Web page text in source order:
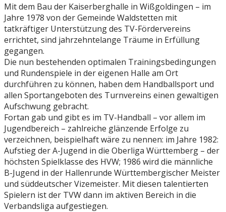
Mit dem Bau der Kaiserberghalle in Wißgoldingen – im
Jahre 1978 von der Gemeinde Waldstetten mit
tatkräftiger Unterstützung des TV-Fördervereins
errichtet, sind jahrzehntelange Träume in Erfüllung
gegangen.
Die nun bestehenden optimalen Trainingsbedingungen
und Rundenspiele in der eigenen Halle am Ort
durchführen zu können, haben dem Handballsport und
allen Sportangeboten des Turnvereins einen gewaltigen
Aufschwung gebracht.
Fortan gab und gibt es im TV-Handball – vor allem im
Jugendbereich – zahlreiche glänzende Erfolge zu
verzeichnen, beispielhaft wäre zu nennen: im Jahre 1982:
Aufstieg der A-Jugend in die Oberliga Württemberg – der
höchsten Spielklasse des HVW; 1986 wird die männliche
B-Jugend in der Hallenrunde Württembergischer Meister
und süddeutscher Vizemeister. Mit diesen talentierten
Spielern ist der TVW dann im aktiven Bereich in die
Verbandsliga aufgestiegen.